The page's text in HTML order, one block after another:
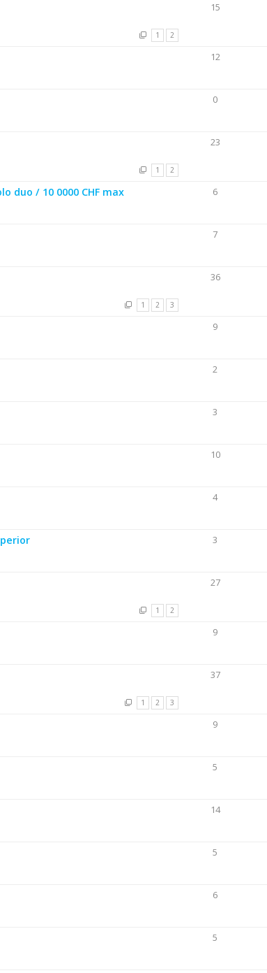
1 2
15
12
0
1 2
23
duo / 10 0000 CHF max 6
7
1 2 3
36
9
2
3
10
4
3
1 2
27
9
1 2 3
37
9
5
14
5
6
5